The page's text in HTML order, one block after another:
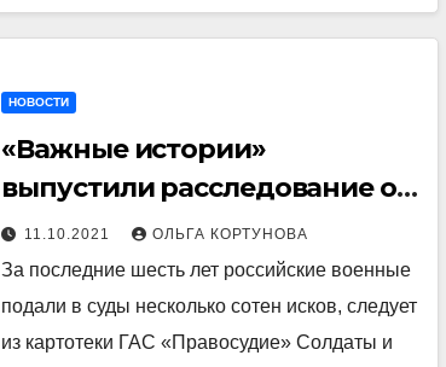
НОВОСТИ
«Важные истории»
выпустили расследование о
кинутых Кремлем
контрактниках служивших в
Сирии и в Украине
11.10.2021 ОЛЬГА КОРТУНОВА
За последние шесть лет российские военные
подали в суды несколько сотен исков, следует
из картотеки ГАС «Правосудие» Солдаты и